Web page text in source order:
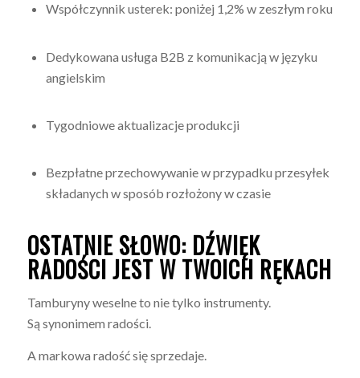
Współczynnik usterek: poniżej 1,2% w zeszłym roku
Dedykowana usługa B2B z komunikacją w języku
angielskim
Tygodniowe aktualizacje produkcji
Bezpłatne przechowywanie w przypadku przesyłek
składanych w sposób rozłożony w czasie
OSTATNIE SŁOWO: DŹWIĘK
RADOŚCI JEST W TWOICH RĘKACH
Tamburyny weselne to nie tylko instrumenty.
Są synonimem radości.
A markowa radość się sprzedaje.